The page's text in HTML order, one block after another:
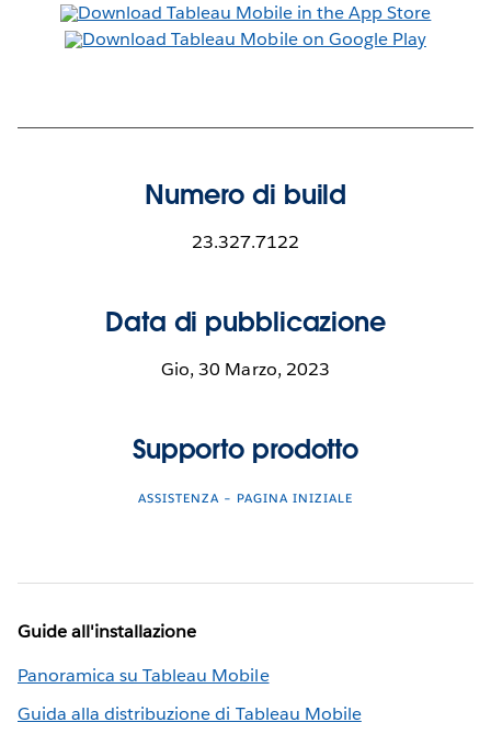
Numero di build
23.327.7122
Data di pubblicazione
Gio, 30 Marzo, 2023
Supporto prodotto
ASSISTENZA – PAGINA INIZIALE
Guide all'installazione
Panoramica su Tableau Mobile
Guida alla distribuzione di Tableau Mobile